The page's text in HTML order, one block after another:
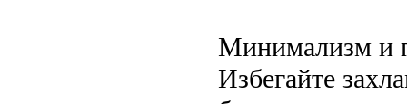
Минимализм и
Избегайте